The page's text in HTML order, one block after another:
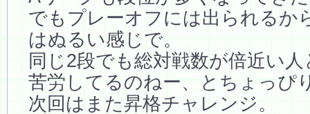
でもプレーオフには出られるか
はぬるい感じで。
同じ2段でも総対戦数が倍近い
苦労してるのねー、とちょっぴ
次回はまた昇格チャレンジ。